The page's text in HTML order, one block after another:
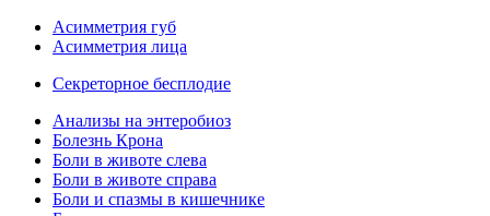
Асимметрия губ
Асимметрия лица
Секреторное бесплодие
Анализы на энтеробиоз
Болезнь Крона
Боли в животе слева
Боли в животе справа
Боли и спазмы в кишечнике